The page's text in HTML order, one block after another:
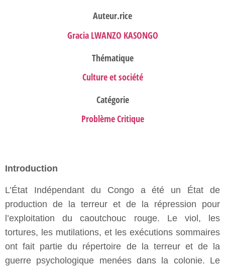
Auteur.rice
Gracia LWANZO KASONGO
Thématique
Culture et société
Catégorie
Problème Critique
Introduction
L’État Indépendant du Congo a été un État de
production de la terreur et de la répression pour
l’exploitation du caoutchouc rouge. Le viol, les
tortures, les mutilations, et les exécutions sommaires
ont fait partie du répertoire de la terreur et de la
guerre psychologique menées dans la colonie. Le